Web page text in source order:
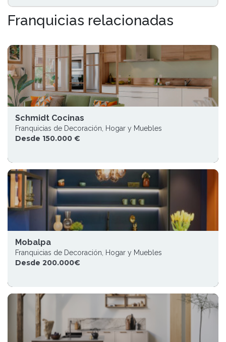
Franquicias relacionadas
Schmidt Cocinas
Franquicias de Decoración, Hogar y Muebles
Desde 150.000 €
Mobalpa
Franquicias de Decoración, Hogar y Muebles
Desde 200.000€